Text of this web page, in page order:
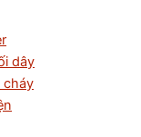
dây
cháy